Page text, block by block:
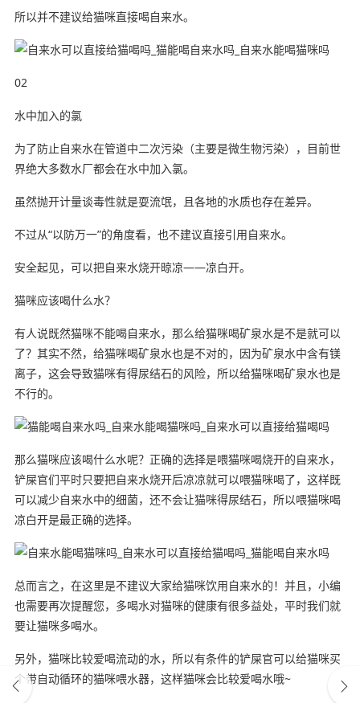
所以并不建议给猫咪直接喝自来水。
02
水中加入的氯
为了防止自来水在管道中二次污染（主要是微生物污染），目前世
界绝大多数水厂都会在水中加入氯。
虽然抛开计量谈毒性就是耍流氓，且各地的水质也存在差异。
不过从“以防万一”的角度看，也不建议直接引用自来水。
安全起见，可以把自来水烧开晾凉——凉白开。
猫咪应该喝什么水？
有人说既然猫咪不能喝自来水，那么给猫咪喝矿泉水是不是就可以
了？其实不然，给猫咪喝矿泉水也是不对的，因为矿泉水中含有镁
离子，这会导致猫咪有得尿结石的风险，所以给猫咪喝矿泉水也是
不行的。
那么猫咪应该喝什么水呢？正确的选择是喂猫咪喝烧开的自来水，
铲屎官们平时只要把自来水烧开后凉凉就可以喂猫咪喝了，这样既
可以减少自来水中的细菌，还不会让猫咪得尿结石，所以喂猫咪喝
凉白开是最正确的选择。
总而言之，在这里是不建议大家给猫咪饮用自来水的！并且，小编
也需要再次提醒您，多喝水对猫咪的健康有很多益处，平时我们就
要让猫咪多喝水。
另外，猫咪比较爱喝流动的水，所以有条件的铲屎官可以给猫咪买
个带自动循环的猫咪喂水器，这样猫咪会比较爱喝水哦~